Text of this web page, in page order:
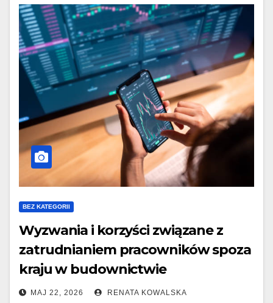
BEZ KATEGORII
Wyzwania i korzyści związane z
zatrudnianiem pracowników spoza
kraju w budownictwie
MAJ 22, 2026 RENATA KOWALSKA